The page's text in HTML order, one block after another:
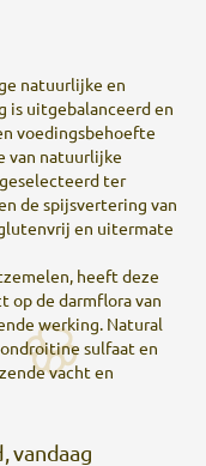
natuurlijke en
is uitgebalanceerd en
voedingsbehoefte
van natuurlijke
ter
de spijsvertering van
en uitermate
heeft deze
op de darmflora van
werking. Natural
sulfaat en
vacht en
vandaag